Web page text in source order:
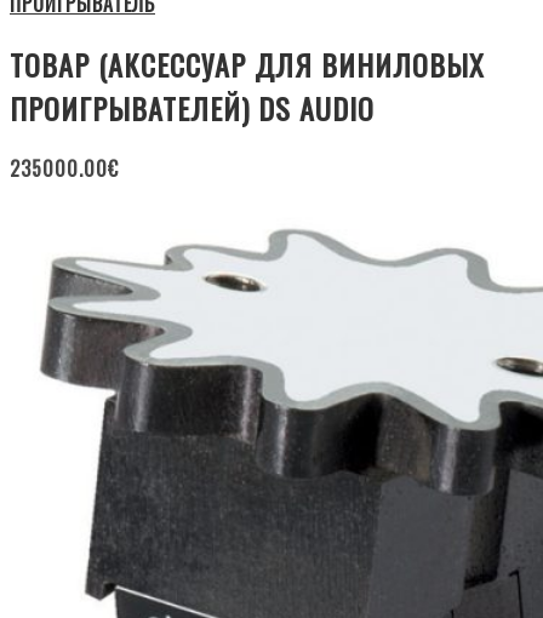
ТОВАР (АКСЕССУАР ДЛЯ ВИНИЛОВЫХ
ПРОИГРЫВАТЕЛЕЙ) DS AUDIO
235000.00€